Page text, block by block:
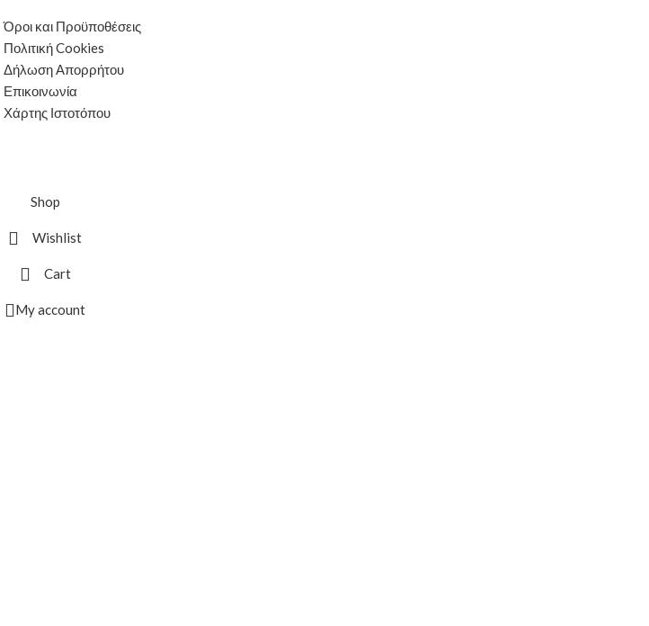
Όροι και Προϋποθέσεις
Πολιτική Cookies
Δήλωση Απορρήτου
Επικοινωνία
Χάρτης Ιστοτόπου
Shop
Wishlist
Cart
My account